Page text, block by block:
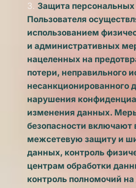
Защита
Пользователя
использованием
и административных
нацеленных на
потери, неправильного
несанкционированного
нарушения
изменения данных.
безопасности включают
межсетевую защиту и
данных, контроль
центрам обработки
контроль полномочий